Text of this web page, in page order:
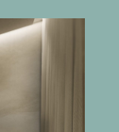
für Zwei